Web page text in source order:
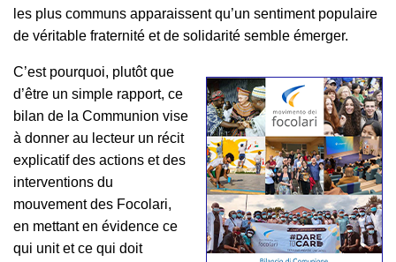
les plus communs apparaissent qu’un sentiment populaire
de véritable fraternité et de solidarité semble émerger.
C’est pourquoi, plutôt que
d’être un simple rapport, ce
bilan de la Communion vise
à donner au lecteur un récit
explicatif des actions et des
interventions du
mouvement des Focolari,
en mettant en évidence ce
qui unit et ce qui doit